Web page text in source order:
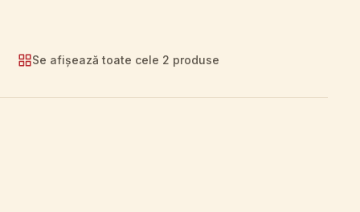
Se afișează toate cele 2 produse